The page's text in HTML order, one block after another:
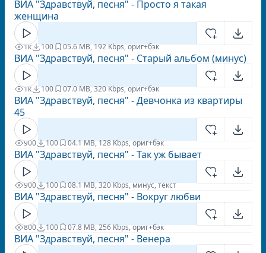
ВИА "Здравствуй, песня" - Просто я такая
женщина
1к 100 05.6 MB, 192 Kbps, ориг+бэк
ВИА "Здравствуй, песня" - Старый альбом (минус)
1к 100 07.0 MB, 320 Kbps, ориг+бэк
ВИА "Здравствуй, песня" - Девчонка из квартиры
45
900 100 04.1 MB, 128 Kbps, ориг+бэк
ВИА "Здравствуй, песня" - Так уж бывает
900 100 08.1 MB, 320 Kbps, минус, текст
ВИА "Здравствуй, песня" - Вокруг любви
800 100 07.8 MB, 256 Kbps, ориг+бэк
ВИА "Здравствуй, песня" - Венера